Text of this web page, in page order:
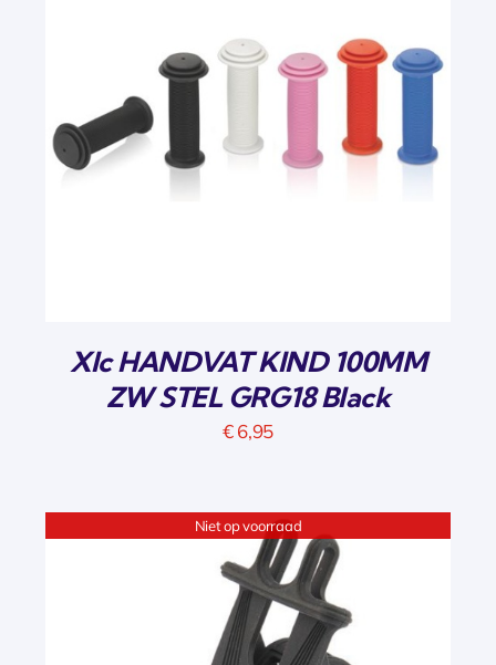
Xlc HANDVAT KIND 100MM
ZW STEL GRG18 Black
€6,95
Niet op voorraad